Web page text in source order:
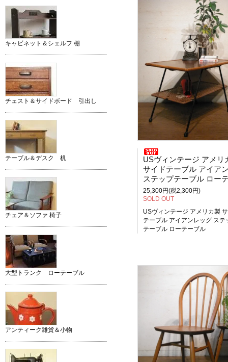
USヴィンテージ アメリ
サイドテーブル アイアンレッ
ステップテーブル ローテーブ
25,300円(税2,300円)
SOLD OUT
USヴィンテージ アメリカ製
テーブル アイアンレッグ ステ
テーブル ローテーブル
キャビネット＆シェルフ 棚
チェスト＆サイドボード 引出し
テーブル＆デスク 机
チェア＆ソファ 椅子
大型トランク ローテーブル
アンティーク雑貨＆小物